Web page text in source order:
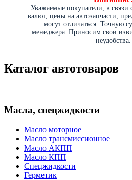
Уважаемые покупатели, в связи
валют, цены на автозапчасти,
могут отличаться. Точную
менеджера. Приносим свои
неудобства.
Каталог автотоваров
Масла, спецжидкости
Масло моторное
Масло трансмиссионное
Масло АКПП
Масло КПП
Спецжидкости
Герметик